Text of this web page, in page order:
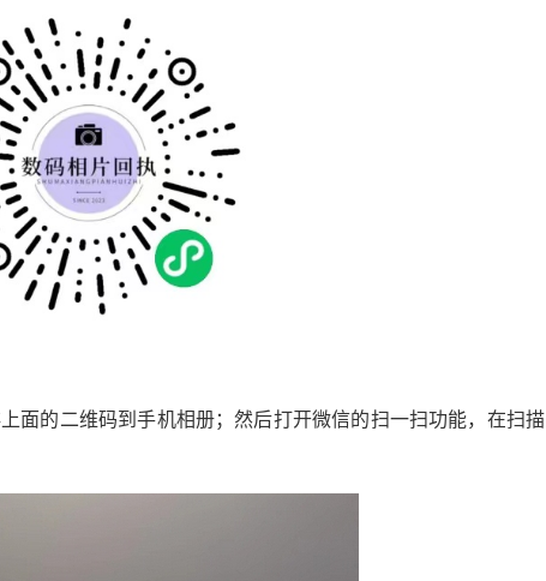
面的二维码到手机相册；然后打开微信的扫一扫功能，在扫描